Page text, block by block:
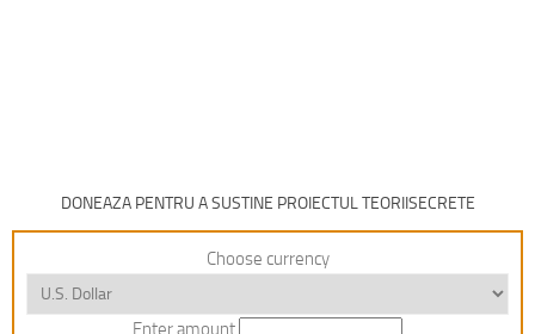
DONEAZA PENTRU A SUSTINE PROIECTUL TEORIISECRETE
Choose currency
Enter amount